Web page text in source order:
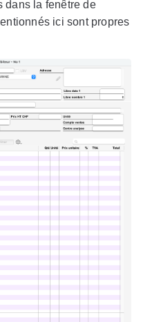
dans la fenêtre de
ici sont propres